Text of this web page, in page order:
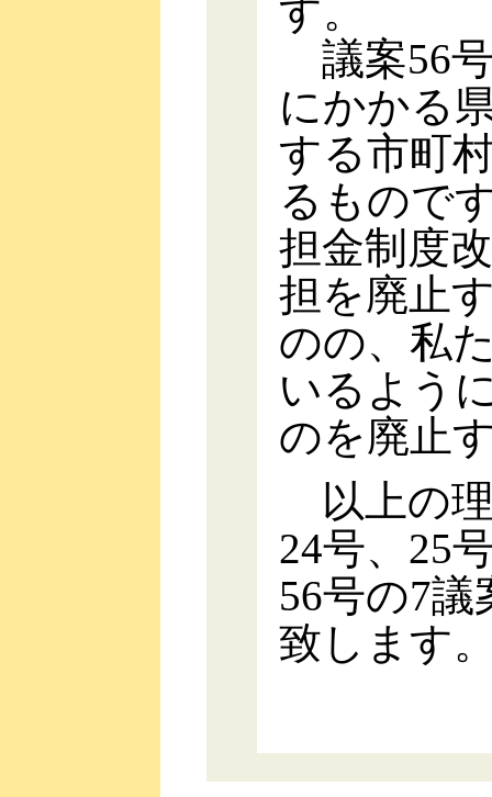
す。
議案56
にかかる
する市町
るもので
担金制度
担を廃止
のの、私
いるよう
のを廃止
以上の理
24号、25
56号の7
致します